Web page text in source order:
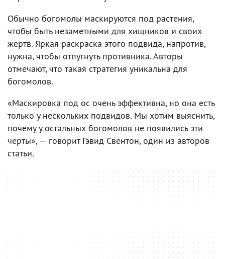
Обычно богомолы маскируются под растения,
чтобы быть незаметными для хищников и своих
жертв. Яркая раскраска этого подвида, напротив,
нужна, чтобы отпугнуть противника. Авторы
отмечают, что такая стратегия уникальна для
богомолов.
«Маскировка под ос очень эффективна, но она есть
только у нескольких подвидов. Мы хотим выяснить,
почему у остальных богомолов не появились эти
черты», — говорит Гэвид Свентон, один из авторов
статьи.